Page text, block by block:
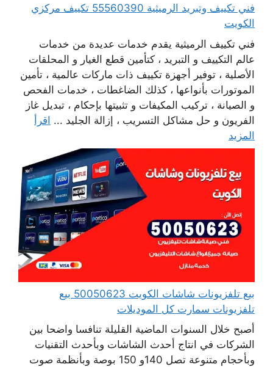
فني تكييف وتبريد الرميثية 55560390 تكييف مركزي
الكويت
فني تكييف الرميثية يقدم خدمات عديدة من خدمات
عالم التكييف و التبريد ، كتأمين قطع الغيار و المحلقات
الأصلية ، توفير أجهزة تكييف ذات ماركات عالمية ، تأمين
الموتورات بأنواعها ، كذلك الضاغطات ، خدمات الفحص
و الصيانة ، تركيب المكيفات و تثبيتها بإحكام ، تبديل غاز
الفريون و حل مشاكل التسريب ، إزالة الجليد ... اقرأ
المزيد
بيع تلفزيونات شاشات الكويت 50050623 بيع
تلفزيونات سمارت كل الموديلات
أصبح خلال السنوات الماضية القليلة تنافسا واضحا بين
الشركات في انتاج أحدث الشاشات وبأحدث التقنيات
وبأحجام متنوعة تصل 140و 150 بوصة وبأنظمة صوت